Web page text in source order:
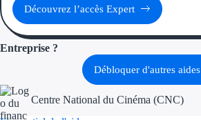
Découvrez l’accès Expert
Entreprise ?
Débloquer d'autres aides
Centre National du Cinéma (CNC)